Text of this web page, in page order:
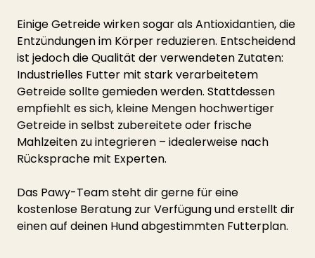
Einige Getreide wirken sogar als Antioxidantien, die
Entzündungen im Körper reduzieren. Entscheidend
ist jedoch die Qualität der verwendeten Zutaten:
Industrielles Futter mit stark verarbeitetem
Getreide sollte gemieden werden. Stattdessen
empfiehlt es sich, kleine Mengen hochwertiger
Getreide in selbst zubereitete oder frische
Mahlzeiten zu integrieren – idealerweise nach
Rücksprache mit Experten.
Das Pawy-Team steht dir gerne für eine
kostenlose Beratung zur Verfügung und erstellt dir
einen auf deinen Hund abgestimmten Futterplan.